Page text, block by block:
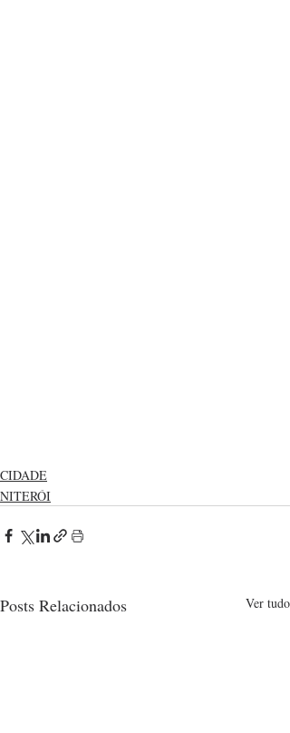
CIDADE
NITERÓI
Posts Relacionados Ver tudo